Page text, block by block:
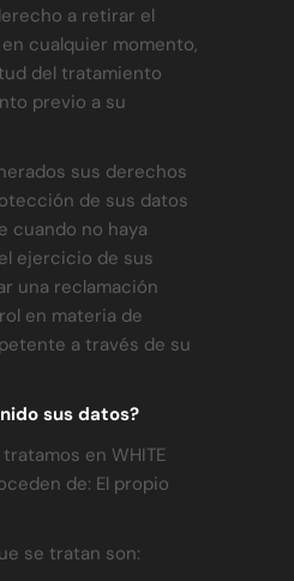
a retirar el
cualquier momento,
del tratamiento
previo a su
sus derechos
de sus datos
cuando no haya
ejercicio de sus
una reclamación
en materia de
a través de su
sus datos?
en WHITE
de: El propio
se tratan son: